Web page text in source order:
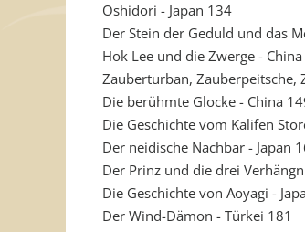
Oshidori - Japan 134
Der Stein der Geduld und das
Hok Lee und die Zwerge -
Zauberturban, Zauberpeitsche,
Die berühmte Glocke - China
Die Geschichte vom Kalifen
Der neidische Nachbar - Japan
Der Prinz und die drei
Die Geschichte von Aoyagi -
Der Wind-Dämon - Türkei 181